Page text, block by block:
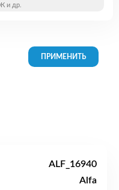
и др.
ALF_16940
Alfa